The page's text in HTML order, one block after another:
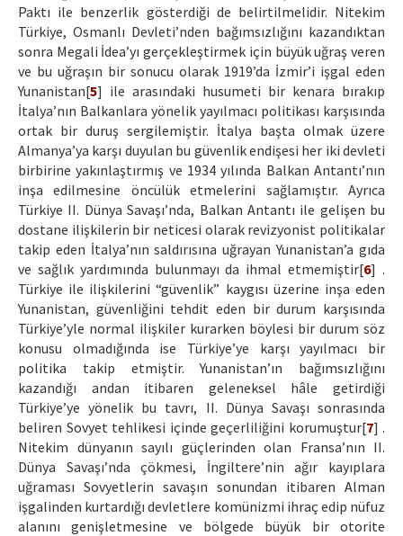
Paktı ile benzerlik gösterdiği de belirtilmelidir. Nitekim
Türkiye, Osmanlı Devleti’nden bağımsızlığını kazandıktan
sonra Megali İdea’yı gerçekleştirmek için büyük uğraş veren
ve bu uğraşın bir sonucu olarak 1919’da İzmir’i işgal eden
Yunanistan[5] ile arasındaki husumeti bir kenara bırakıp
İtalya’nın Balkanlara yönelik yayılmacı politikası karşısında
ortak bir duruş sergilemiştir. İtalya başta olmak üzere
Almanya’ya karşı duyulan bu güvenlik endişesi her iki devleti
birbirine yakınlaştırmış ve 1934 yılında Balkan Antantı’nın
inşa edilmesine öncülük etmelerini sağlamıştır. Ayrıca
Türkiye II. Dünya Savaşı’nda, Balkan Antantı ile gelişen bu
dostane ilişkilerin bir neticesi olarak revizyonist politikalar
takip eden İtalya’nın saldırısına uğrayan Yunanistan’a gıda
ve sağlık yardımında bulunmayı da ihmal etmemiştir[6] .
Türkiye ile ilişkilerini “güvenlik” kaygısı üzerine inşa eden
Yunanistan, güvenliğini tehdit eden bir durum karşısında
Türkiye’yle normal ilişkiler kurarken böylesi bir durum söz
konusu olmadığında ise Türkiye’ye karşı yayılmacı bir
politika takip etmiştir. Yunanistan’ın bağımsızlığını
kazandığı andan itibaren geleneksel hâle getirdiği
Türkiye’ye yönelik bu tavrı, II. Dünya Savaşı sonrasında
beliren Sovyet tehlikesi içinde geçerliliğini korumuştur[7] .
Nitekim dünyanın sayılı güçlerinden olan Fransa’nın II.
Dünya Savaşı’nda çökmesi, İngiltere’nin ağır kayıplara
uğraması Sovyetlerin savaşın sonundan itibaren Alman
işgalinden kurtardığı devletlere komünizmi ihraç edip nüfuz
alanını genişletmesine ve bölgede büyük bir otorite